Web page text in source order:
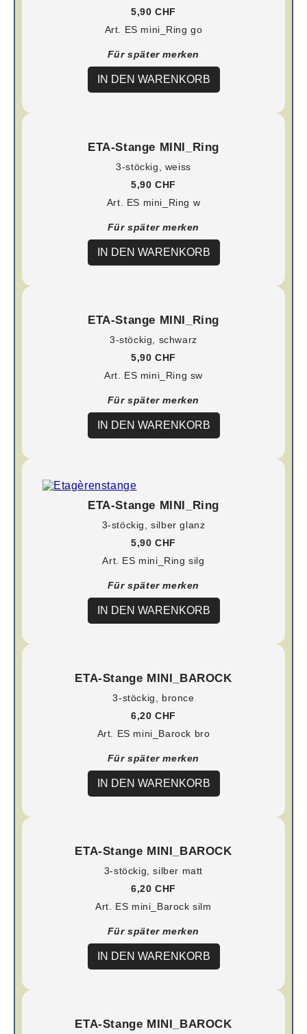
5,90 CHF
Art. ES mini_Ring go
Für später merken
IN DEN WARENKORB
ETA-Stange MINI_Ring
3-stöckig, weiss
5,90 CHF
Art. ES mini_Ring w
Für später merken
IN DEN WARENKORB
ETA-Stange MINI_Ring
3-stöckig, schwarz
5,90 CHF
Art. ES mini_Ring sw
Für später merken
IN DEN WARENKORB
ETA-Stange MINI_Ring
3-stöckig, silber glanz
5,90 CHF
Art. ES mini_Ring silg
Für später merken
IN DEN WARENKORB
ETA-Stange MINI_BAROCK
3-stöckig, bronce
6,20 CHF
Art. ES mini_Barock bro
Für später merken
IN DEN WARENKORB
ETA-Stange MINI_BAROCK
3-stöckig, silber matt
6,20 CHF
Art. ES mini_Barock silm
Für später merken
IN DEN WARENKORB
ETA-Stange MINI_BAROCK